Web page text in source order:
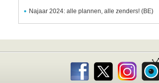
Najaar 2024: alle plannen, alle zenders! (BE)